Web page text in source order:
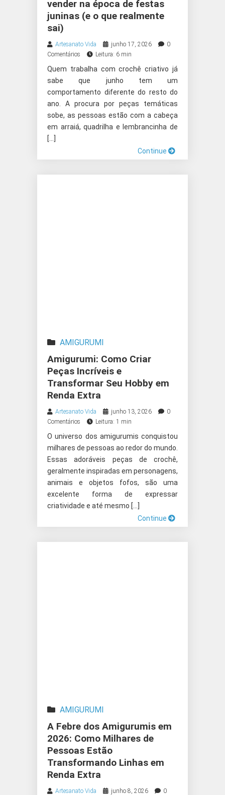
vender na época de festas
juninas (e o que realmente
sai)
Artesanato Vida junho 17, 2026
0
Comentários
Leitura: 6 min
Quem trabalha com crochê criativo já
sabe que junho tem um
comportamento diferente do resto do
ano. A procura por peças temáticas
sobe, as pessoas estão com a cabeça
em arraiá, quadrilha e lembrancinha de
[…]
Continue
AMIGURUMI
Amigurumi: Como Criar
Peças Incríveis e
Transformar Seu Hobby em
Renda Extra
Artesanato Vida junho 13, 2026
0
Comentários
Leitura: 1 min
O universo dos amigurumis conquistou
milhares de pessoas ao redor do mundo.
Essas adoráveis peças de crochê,
geralmente inspiradas em personagens,
animais e objetos fofos, são uma
excelente forma de expressar
criatividade e até mesmo […]
Continue
AMIGURUMI
A Febre dos Amigurumis em
2026: Como Milhares de
Pessoas Estão
Transformando Linhas em
Renda Extra
Artesanato Vida junho 8, 2026
0